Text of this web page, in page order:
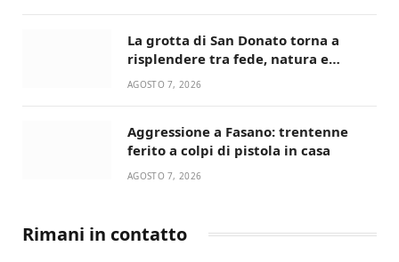
La grotta di San Donato torna a
risplendere tra fede, natura e
devozione
AGOSTO 7, 2026
Aggressione a Fasano: trentenne
ferito a colpi di pistola in casa
AGOSTO 7, 2026
Rimani in contatto